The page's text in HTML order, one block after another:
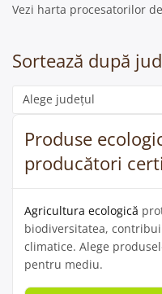
Vezi harta procesatorilor
Sortează după
Categorie
Produse
producători
Agricultura ecologică
biodiversitatea,
climatice. Alege
pentru mediu.